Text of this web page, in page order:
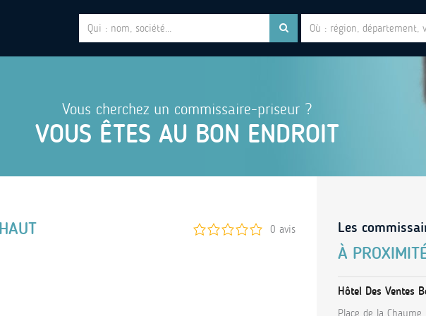
Vous cherchez un commissaire-priseur ?
VOUS ÊTES AU BON ENDROIT
0 avis Les
À
Hôtel Des Ventes
Place de la Chaume